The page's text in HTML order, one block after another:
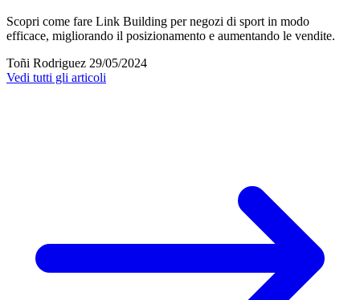
Scopri come fare Link Building per negozi di sport in modo
efficace, migliorando il posizionamento e aumentando le vendite.
Toñi Rodriguez 29/05/2024
Vedi tutti gli articoli